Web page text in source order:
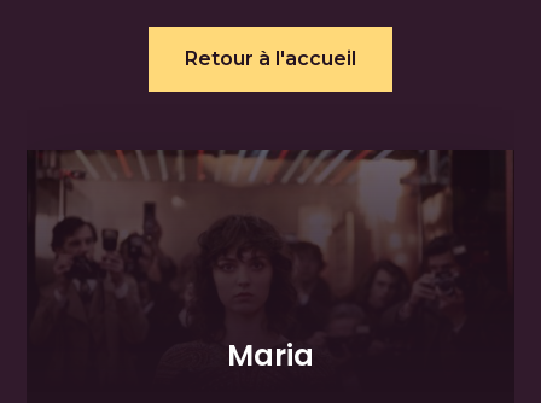
Retour à l'accueil
Maria